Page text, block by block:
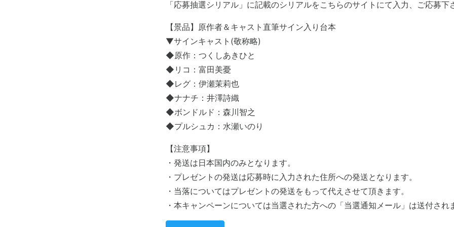
「応募抽選シリアル」に記載のシリアルをこちらのサイトにて入力、ご応募下
【景品】原作者＆キャスト直筆サイン入り台本
▼サインキャスト(敬称略)
◆原作：つくしあきひと
◆リコ：富田美憂
◆レグ：伊瀬茉莉也
◆ナナチ：井澤詩織
◆ボンドルド：森川智之
◆プルシュカ：水瀬いのり
【注意事項】
・発送は日本国内のみとなります。
・プレゼントの発送は応募時に入力された住所への発送となります。
・当落についてはプレゼントの発送をもって代えさせて頂きます。
・本キャンペーンについては当選された方への「当選通知メール」は送付され